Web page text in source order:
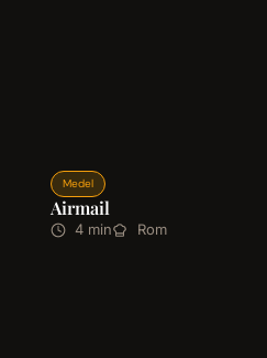
Medel
Airmail
4 min Rom